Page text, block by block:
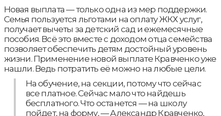
Новая выплата — только одна из мер поддержки.
Семья пользуется льготами на оплату ЖКХ услуг,
получает вычеты за детский сад и ежемесячные
пособия. Всё это вместе с доходом отца семейства
позволяет обеспечить детям достойный уровень
жизни. Применение новой выплате Кравченко уже
нашли. Ведь потратить её можно на любые цели.
На обучение, на секции, потому что сейчас
все платное. Сейчас мало что найдешь
бесплатного. Что останется — на школу
пойдет, на форму, — Александр Кравченко,